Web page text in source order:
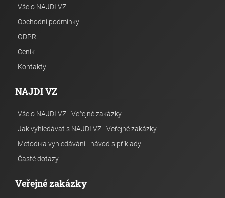
Vše o NAJDI VZ
Obchodní podmínky
GDPR
Ceník
Kontakty
NAJDI VZ
Vše o NAJDI VZ - Veřejné zakázky
Jak vyhledávat s NAJDI VZ - Veřejné zakázky
Metodika vyhledávání - návod s příklady
Časté dotazy
Veřejné zakázky